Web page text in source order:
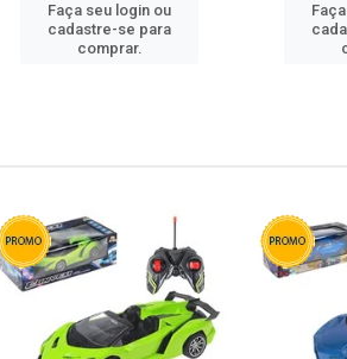
Faça seu login ou
cadastre-se para
comprar.